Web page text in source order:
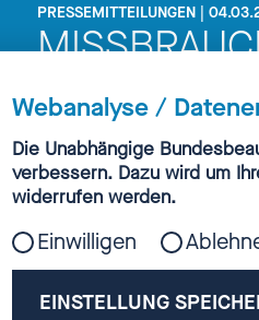
PRESSEMITTEILUNGEN |
KERSTIN
GESCHIEHT
Webanalyse /
Einwilligung
Webanalyse
Die Unabhängige
verbessern. Dazu wird um
widerrufen werden.
Einwilligen
EINSTELLUNG